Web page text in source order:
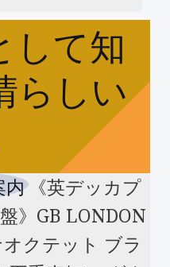
して知
らしい
内 《英デッカプ
》GB LONDON
クテット ブラ